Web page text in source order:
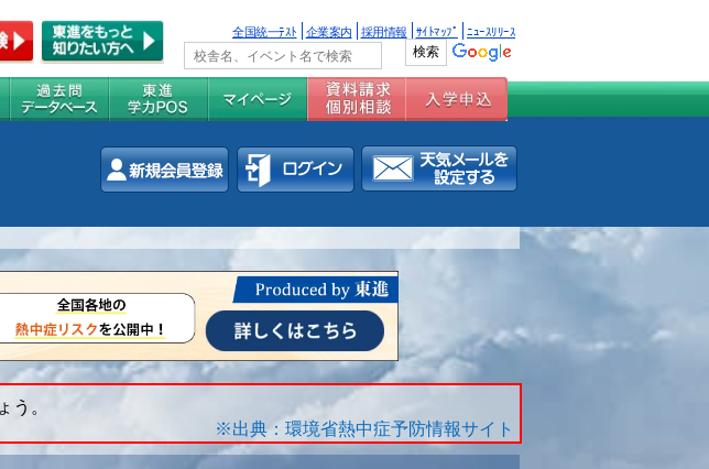
全国統一ﾃｽﾄ 企業案内 採用情報 ｻｲﾄﾏｯﾌﾟ ﾆｭｰｽﾘﾘｰｽ
う。
※出典：環境省熱中症予防情報サイト